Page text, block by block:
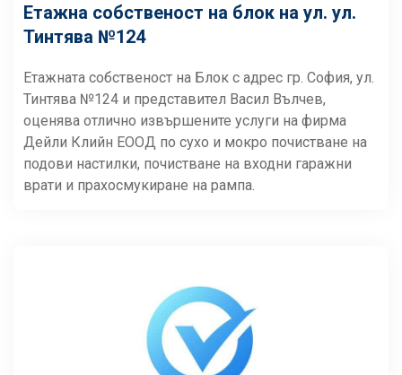
Етажна собственост на блок на ул. ул.
Тинтява №124
Етажната собственост на Блок с адрес гр. София, ул.
Тинтява №124 и представител Васил Вълчев,
оценява отлично извършените услуги на фирма
Дейли Клийн ЕООД по сухо и мокро почистване на
подови настилки, почистване на входни гаражни
врати и прахосмукиране на рампа.